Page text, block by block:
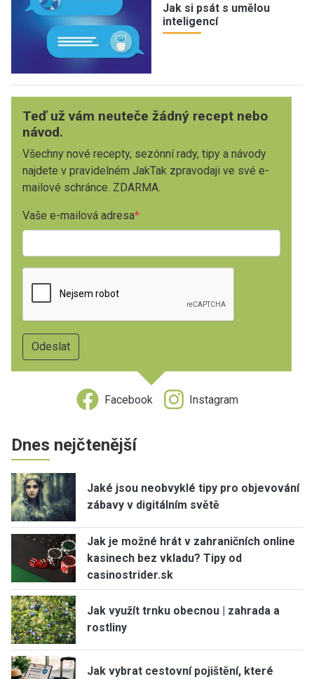
Jak si psát s umělou
inteligencí
Teď už vám neuteče žádný recept nebo
návod.
Všechny nové recepty, sezónní rady, tipy a návody
najdete v pravidelném JakTak zpravodaji ve své e-
mailové schránce. ZDARMA.
Vaše e-mailová adresa
Facebook Instagram
Dnes nejčtenější
Jaké jsou neobvyklé tipy pro objevování
zábavy v digitálním světě
Jak je možné hrát v zahraničních online
kasinech bez vkladu? Tipy od
casinostrider.sk
Jak využít trnku obecnou | zahrada a
rostliny
Jak vybrat cestovní pojištění, které